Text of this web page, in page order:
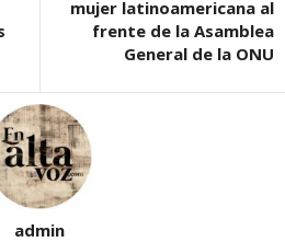
mujer latinoamericana al
frente de la Asamblea
General de la ONU
admin